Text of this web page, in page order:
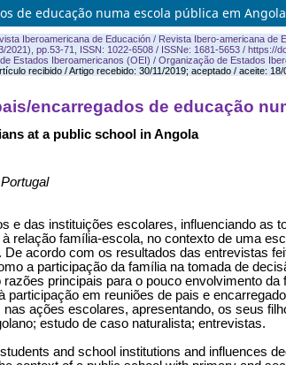
de educação numa escola pública em Angola